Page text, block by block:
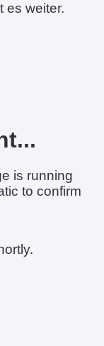
es weiter.
is running
to confirm